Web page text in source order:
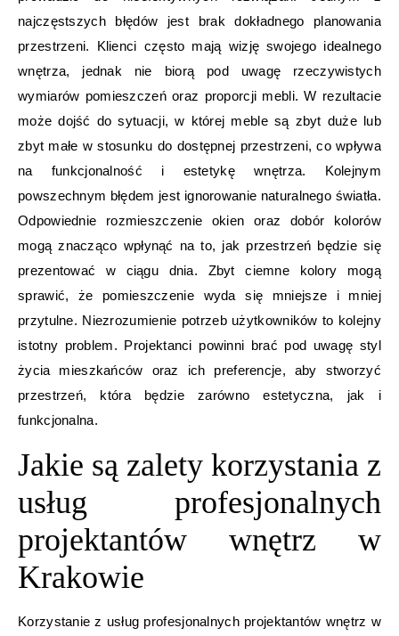
najczęstszych błędów jest brak dokładnego planowania
przestrzeni. Klienci często mają wizję swojego idealnego
wnętrza, jednak nie biorą pod uwagę rzeczywistych
wymiarów pomieszczeń oraz proporcji mebli. W rezultacie
może dojść do sytuacji, w której meble są zbyt duże lub
zbyt małe w stosunku do dostępnej przestrzeni, co wpływa
na funkcjonalność i estetykę wnętrza. Kolejnym
powszechnym błędem jest ignorowanie naturalnego światła.
Odpowiednie rozmieszczenie okien oraz dobór kolorów
mogą znacząco wpłynąć na to, jak przestrzeń będzie się
prezentować w ciągu dnia. Zbyt ciemne kolory mogą
sprawić, że pomieszczenie wyda się mniejsze i mniej
przytulne. Niezrozumienie potrzeb użytkowników to kolejny
istotny problem. Projektanci powinni brać pod uwagę styl
życia mieszkańców oraz ich preferencje, aby stworzyć
przestrzeń, która będzie zarówno estetyczna, jak i
funkcjonalna.
Jakie są zalety korzystania z
usług profesjonalnych
projektantów wnętrz w
Krakowie
Korzystanie z usług profesjonalnych projektantów wnętrz w